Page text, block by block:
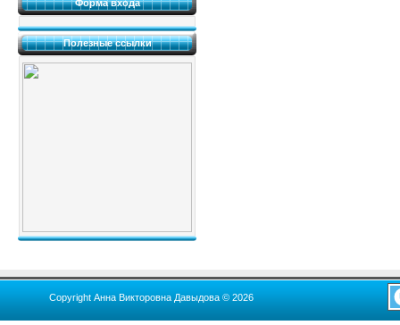
Форма входа
Полезные ссылки
Copyright Анна Викторовна Давыдова © 2026